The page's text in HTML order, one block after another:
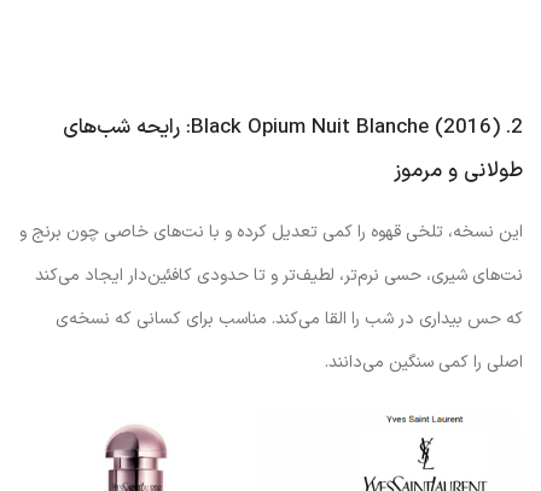
2. Black Opium Nuit Blanche (2016): رایحه شب‌های
طولانی و مرموز
این نسخه، تلخی قهوه را کمی تعدیل کرده و با نت‌های خاصی چون برنج و
نت‌های شیری، حسی نرم‌تر، لطیف‌تر و تا حدودی کافئین‌دار ایجاد می‌کند
که حس بیداری در شب را القا می‌کند. مناسب برای کسانی که نسخه‌ی
اصلی را کمی سنگین می‌دانند.